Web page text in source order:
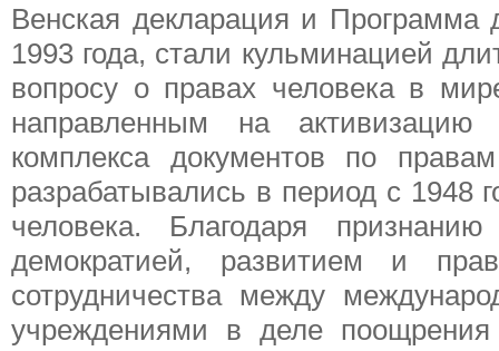
Венская декларация и Программа
1993 года, стали кульминацией
вопросу о правах человека в
направленным на
комплекса документов по
разрабатывались в период с 1948
человека. Благодаря
демократией, развитием и
сотрудничества между
учреждениями в деле